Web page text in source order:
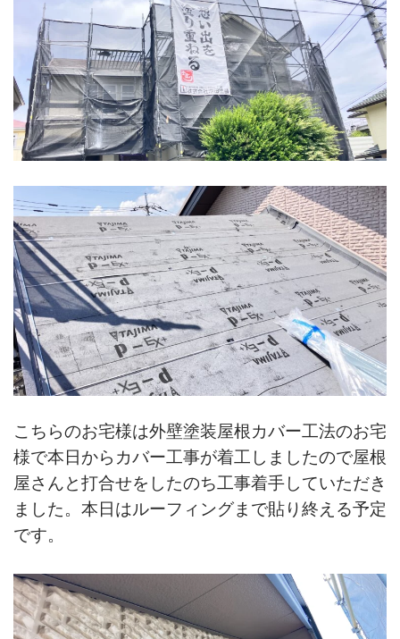
こちらのお宅様は外壁塗装屋根カバー工法のお宅
様で本日からカバー工事が着工しましたので屋根
屋さんと打合せをしたのち工事着手していただき
ました。本日はルーフィングまで貼り終える予定
です。